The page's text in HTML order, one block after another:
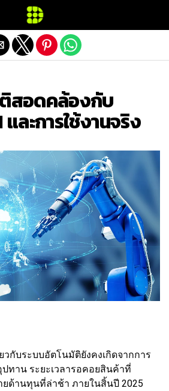
สอดคล้องกับ
ละการใช้งานจริง
กับระบบอัตโนมัติยังคงเกิดจากการ
ทาน ระยะเวลารอคอยสินค้าที่
ยด้านทุนที่ล่าช้า ภายในสิ้นปี 2025
mobile version